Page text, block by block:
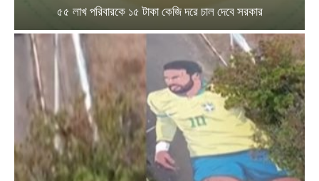
৫৫ লাখ পরিবারকে ১৫ টাকা কেজি দরে চাল দেবে সরকার